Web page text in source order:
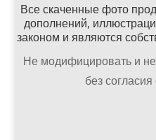
Все скаченные фото
дополнений,
законом и являются
Не модифицировать и
без